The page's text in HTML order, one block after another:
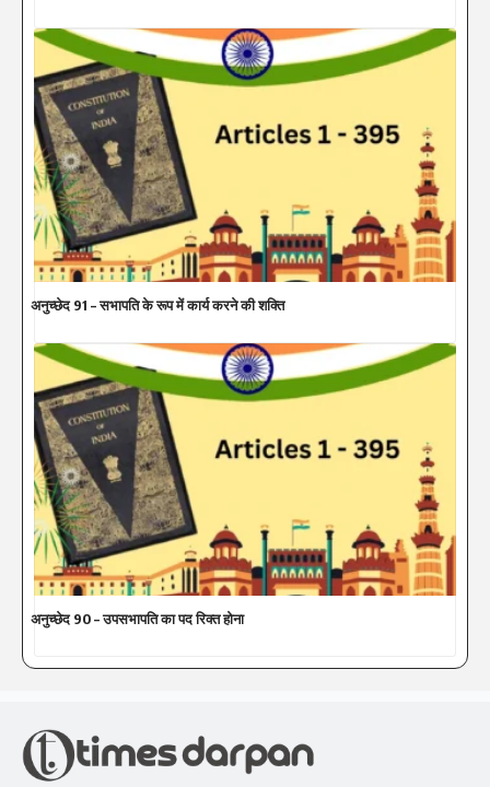
अनुच्छेद 91 – सभापति के रूप में कार्य करने की शक्ति
अनुच्छेद 90 – उपसभापति का पद रिक्त होना